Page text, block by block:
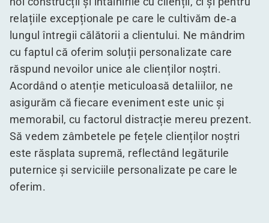
relațiile excepționale pe care le cultivăm de‑a
lungul întregii călătorii a clientului. Ne mândrim
cu faptul că oferim soluții personalizate care
răspund nevoilor unice ale clienților noștri.
Acordând o atenție meticuloasă detaliilor, ne
asigurăm că fiecare eveniment este unic și
memorabil, cu factorul distracție mereu prezent.
Să vedem zâmbetele pe fețele clienților noștri
este răsplata supremă, reflectând legăturile
puternice și serviciile personalizate pe care le
oferim.